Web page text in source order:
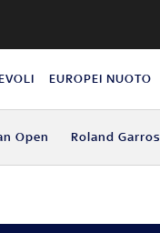
EUROPEI NUOTO
Open Roland Garros